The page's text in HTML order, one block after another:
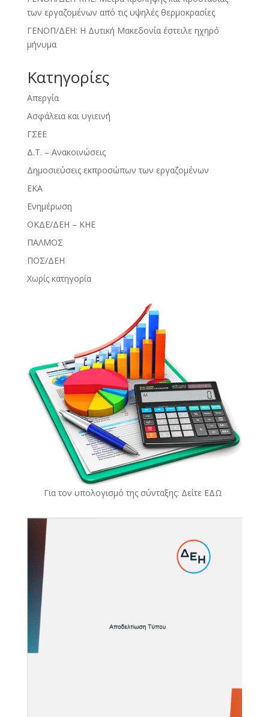
των εργαζομένων από τις υψηλές θερμοκρασίες
ΓΕΝΟΠ/ΔΕΗ: Η Δυτική Μακεδονία έστειλε ηχηρό
μήνυμα
Kατηγορίες
Απεργία
Ασφάλεια και υγιεινή
ΓΣΕΕ
Δ.Τ. – Ανακοινώσεις
Δημοσιεύσεις εκπροσώπων των εργαζομένων
ΕΚΑ
Ενημέρωση
ΟΚΔΕ/ΔΕΗ – ΚΗΕ
ΠΑΛΜΟΣ
ΠΟΣ/ΔΕΗ
Χωρίς κατηγορία
Για τον υπολογισμό της σύνταξης: Δείτε ΕΔΩ